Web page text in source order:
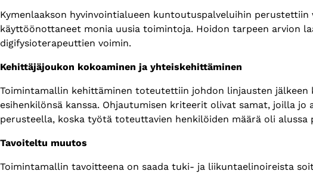
Kymenlaakson hyvinvointialueen kuntoutuspalveluihin
käyttöönottaneet monia uusia toimintoja. Hoidon tarpeen arvion
digifysioterapeuttien voimin.
Kehittäjäjoukon kokoaminen ja yhteiskehittäminen
Toimintamallin kehittäminen toteutettiin johdon linjausten jälkeen
esihenkilönsä kanssa. Ohjautumisen kriteerit olivat samat, joilla
perusteella, koska työtä toteuttavien henkilöiden määrä oli alussa
Tavoiteltu muutos
Toimintamallin tavoitteena on saada tuki- ja liikuntaelinoireista